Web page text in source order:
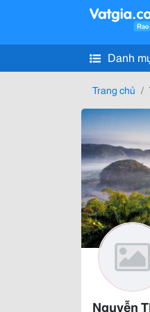
Danh
Trang chủ
Nguyễn